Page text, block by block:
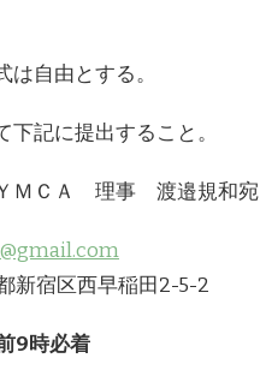
自由とする。
記に提出すること。
ＭＣＡ 理事 渡邉規和宛
新宿区西早稲田2-5-2
9時必着